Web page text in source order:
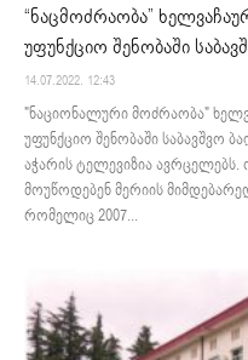
“ნაცმოძრაობა”
უფუნქციო შენობაში
14.07.2022. 12:43
"ნაციონალური მოძრაობა"
უფუნქციო შენობაში საბავშვო
აჭარის ტელევიზია
მოუწოდებენ მერიის
რომელიც 2007...